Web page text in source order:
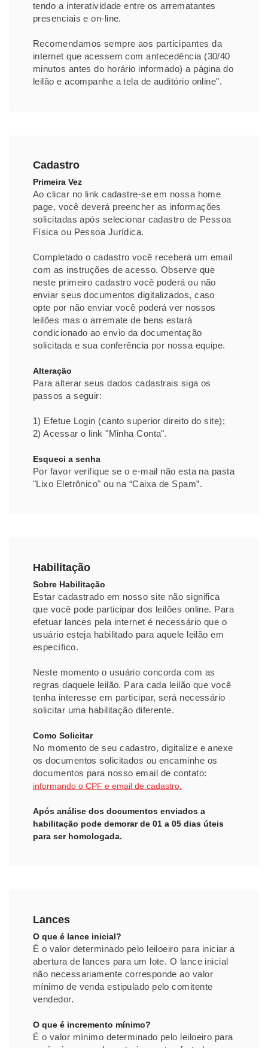
tendo a interatividade entre os arrematantes
presenciais e on-line.
Recomendamos sempre aos participantes da
internet que acessem com antecedência (30/40
minutos antes do horário informado) a página do
leilão e acompanhe a tela de auditório online".
Cadastro
Primeira Vez
Ao clicar no link cadastre-se em nossa home
page, você deverá preencher as informações
solicitadas após selecionar cadastro de Pessoa
Física ou Pessoa Jurídica.
Completado o cadastro você receberá um email
com as instruções de acesso. Observe que
neste primeiro cadastro você poderá ou não
enviar seus documentos digitalizados, caso
opte por não enviar você poderá ver nossos
leilões mas o arremate de bens estará
condicionado ao envio da documentação
solicitada e sua conferência por nossa equipe.
Alteração
Para alterar seus dados cadastrais siga os
passos a seguir:
1) Efetue Login (canto superior direito do site);
2) Acessar o link "Minha Conta".
Esqueci a senha
Por favor verifique se o e-mail não esta na pasta
"Lixo Eletrônico" ou na “Caixa de Spam”.
Habilitação
Sobre Habilitação
Estar cadastrado em nosso site não significa
que você pode participar dos leilões online. Para
efetuar lances pela internet é necessário que o
usuário esteja habilitado para aquele leilão em
específico.
Neste momento o usuário concorda com as
regras daquele leilão. Para cada leilão que você
tenha interesse em participar, será necessário
solicitar uma habilitação diferente.
Como Solicitar
No momento de seu cadastro, digitalize e anexe
os documentos solicitados ou encaminhe os
documentos para nosso email de contato:
informando o CPF e email de cadastro.
Após análise dos documentos enviados a
habilitação pode demorar de 01 a 05 dias úteis
para ser homologada.
Lances
O que é lance inicial?
É o valor determinado pelo leiloeiro para iniciar a
abertura de lances para um lote. O lance inicial
não necessariamente corresponde ao valor
mínimo de venda estipulado pelo comitente
vendedor.
O que é incremento mínimo?
É o valor mínimo determinado pelo leiloeiro para